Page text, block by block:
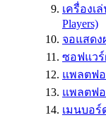
เครื่องเ
Players)
จอแสด
ซอฟแวร์
แพลตฟอ
แพลตฟ
เมนบอร์